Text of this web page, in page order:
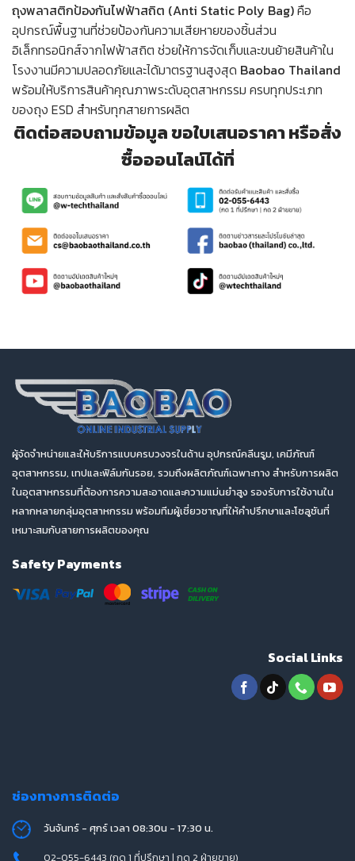
ถุงพลาสติกป้องกันไฟฟ้าสถิต (Anti Static Poly Bag)คือ
อุปกรณ์พื้นฐานที่ช่วยป้องกันความเสียหายของชิ้นส่วน
อิเล็กทรอนิกส์จากไฟฟ้าสถิต ช่วยให้การจัดเก็บและขนย้ายสินค้าใน
โรงงานมีความปลอดภัยและได้มาตรฐานสูงสุด Baobao Thailand
พร้อมให้บริการสินค้าคุณภาพระดับอุตสาหกรรม ครบทุกประเภท
ของถุง ESD สำหรับทุกสายการผลิต
ติดต่อสอบถามข้อมูล ขอใบเสนอราคา หรือสั่ง
ซื้อออนไลน์ได้ที่
ผู้จัดจำหน่ายและให้บริการแบบครบวงจรในด้าน อุปกรณ์คลีนรูม, เคมีภัณฑ์
อุตสาหกรรม, เทปและฟิล์มกันรอย, รวมถึงผลิตภัณฑ์เฉพาะทาง สำหรับการผลิต
ในอุตสาหกรรมที่ต้องการความสะอาดและความแม่นยำสูง รองรับการใช้งานใน
หลากหลายกลุ่มอุตสาหกรรม พร้อมทีมผู้เชี่ยวชาญที่ให้คำปรึกษาและโซลูชันที่
เหมาะสมกับสายการผลิตของคุณ
Safety Payments
Social Links
ช่องทางการติดต่อ
วันจันทร์ - ศุกร์ เวลา 08:30น - 17:30 น.
02-055-6443 (กด 1 ที่ปรึกษา | กด 2 ฝ่ายขาย)